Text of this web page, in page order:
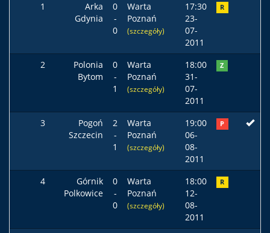
1
Arka
Gdynia
0
-
0
Warta
Poznań
(szczegóły)
17:30
23-
07-
2011
R
2
Polonia
Bytom
0
-
1
Warta
Poznań
(szczegóły)
18:00
31-
07-
2011
Z
3
Pogoń
Szczecin
2
-
1
Warta
Poznań
(szczegóły)
19:00
06-
08-
2011
P
4
Górnik
Polkowice
0
-
0
Warta
Poznań
(szczegóły)
18:00
12-
08-
2011
R